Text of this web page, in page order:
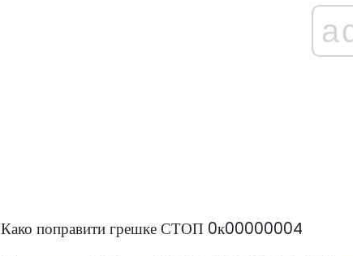
Како поправити грешке СТОП 0к00000004